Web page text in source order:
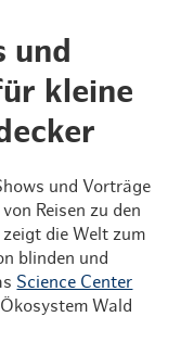
und
kleine
und Vorträge
Reisen zu den
die Welt zum
blinden und
Science Center
Wald